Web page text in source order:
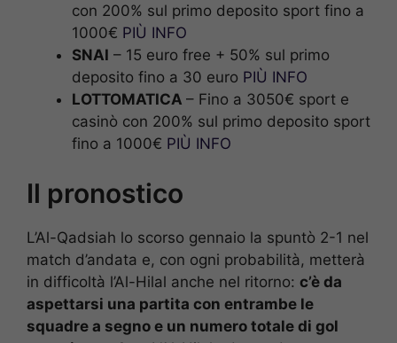
con 200% sul primo deposito sport fino a
1000€ PIÙ INFO
SNAI – 15 euro free + 50% sul primo
deposito fino a 30 euro PIÙ INFO
LOTTOMATICA – Fino a 3050€ sport e
casinò con 200% sul primo deposito sport
fino a 1000€ PIÙ INFO
Il pronostico
L’Al-Qadsiah lo scorso gennaio la spuntò 2-1 nel
match d’andata e, con ogni probabilità, metterà
in difficoltà l’Al-Hilal anche nel ritorno: c’è da
aspettarsi una partita con entrambe le
squadre a segno e un numero totale di gol